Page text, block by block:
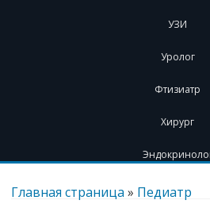
УЗИ
Уролог
Фтизиатр
Хирург
Главная страница » Педиатр